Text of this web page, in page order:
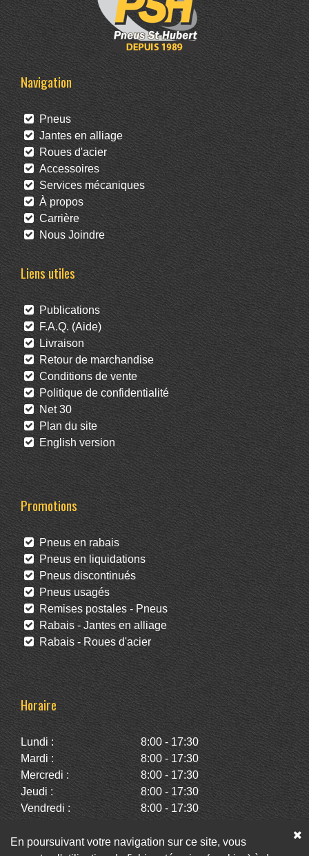
Navigation
Pneus
Jantes en alliage
Roues d'acier
Accessoires
Services mécaniques
À propos
Carrière
Nous Joindre
Liens utiles
Publications
F.A.Q. (Aide)
Livraison
Retour de marchandise
Conditions de vente
Politique de confidentialité
Net 30
Plan du site
English version
Promotions
Pneus en rabais
Pneus en liquidations
Pneus discontinués
Pneus usagés
Remises postales - Pneus
Rabais - Jantes en alliage
Rabais - Roues d'acier
Horaire
Lundi :
8:00 - 17:30
Mardi :
8:00 - 17:30
Mercredi :
8:00 - 17:30
Jeudi :
8:00 - 17:30
Vendredi :
8:00 - 17:30
Dimanche :
Fermé
En poursuivant votre navigation sur ce site, vous